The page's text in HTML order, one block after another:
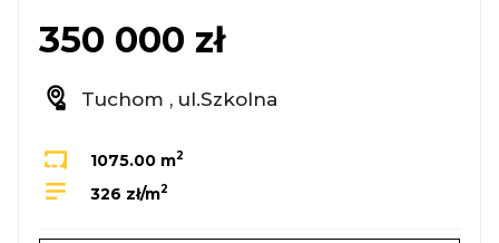
350 000 zł
Tuchom , ul.Szkolna
1075.00 m2
326 zł/m2